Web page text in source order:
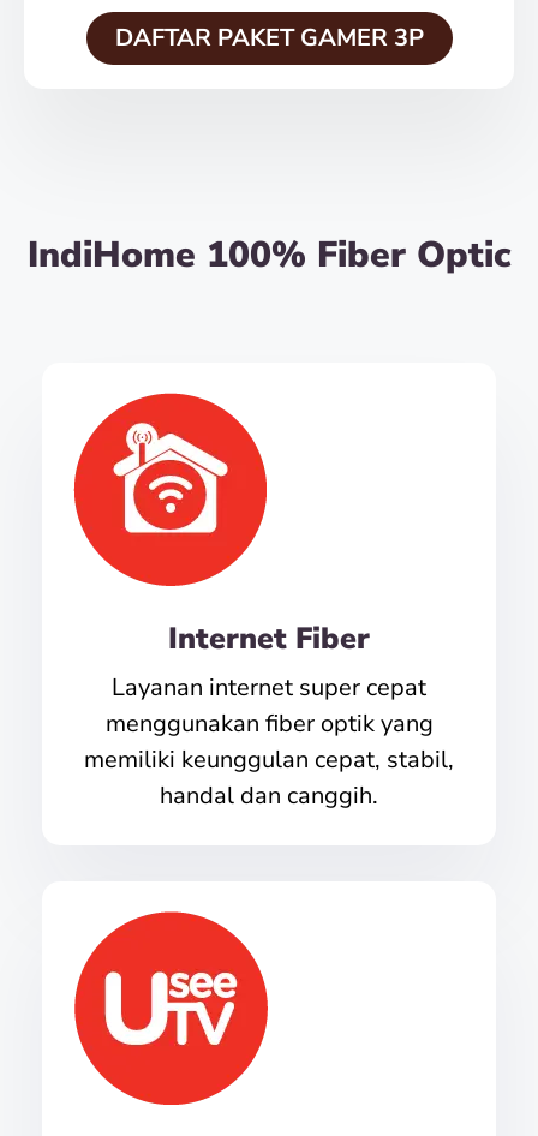
DAFTAR PAKET GAMER 3P
IndiHome 100% Fiber Optic
Internet Fiber
Layanan internet super cepat
menggunakan fiber optik yang
memiliki keunggulan cepat, stabil,
handal dan canggih.